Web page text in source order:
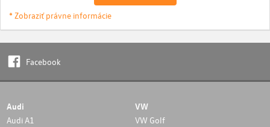
* Zobraziť právne informácie
Facebook
Audi
Audi A1
VW
VW Golf